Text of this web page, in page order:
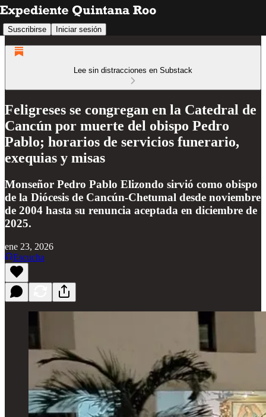
Suscribirse Iniciar sesión
Lee sin distracciones en Substack
Feligreses se congregan en la Catedral de
Cancún por muerte del obispo Pedro
Pablo; horarios de servicios funerario,
exequias y misas
Monseñor Pedro Pablo Elizondo sirvió como obispo
de la Diócesis de Cancún-Chetumal desde noviembre
de 2004 hasta su renuncia aceptada en diciembre de
2025.
ene 23, 2026
Escucha